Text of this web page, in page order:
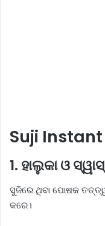
Suji Instant
1. ହାଲୁକା ଓ
ସୁଜିରେ ଥିବା ପୋଷକ
କରେ।